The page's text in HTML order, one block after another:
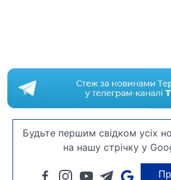
Будьте першим свідком усіх
на нашу стрічку у